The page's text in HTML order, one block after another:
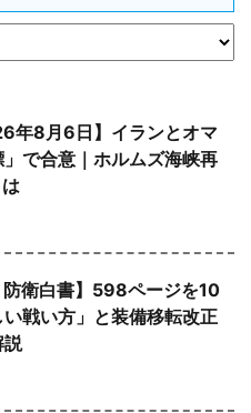
年8月6日】イランとオマ
で合意｜ホルムズ海峡再
防衛白書】598ページを10
戦い方」と装備移転改正
説